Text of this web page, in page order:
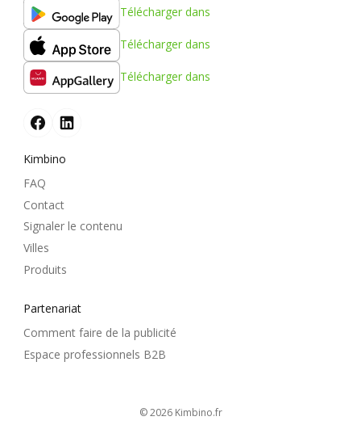
Télécharger dans
Télécharger dans
Télécharger dans
Kimbino
FAQ
Contact
Signaler le contenu
Villes
Produits
Partenariat
Comment faire de la publicité
Espace professionnels B2B
© 2026 kimbino.fr